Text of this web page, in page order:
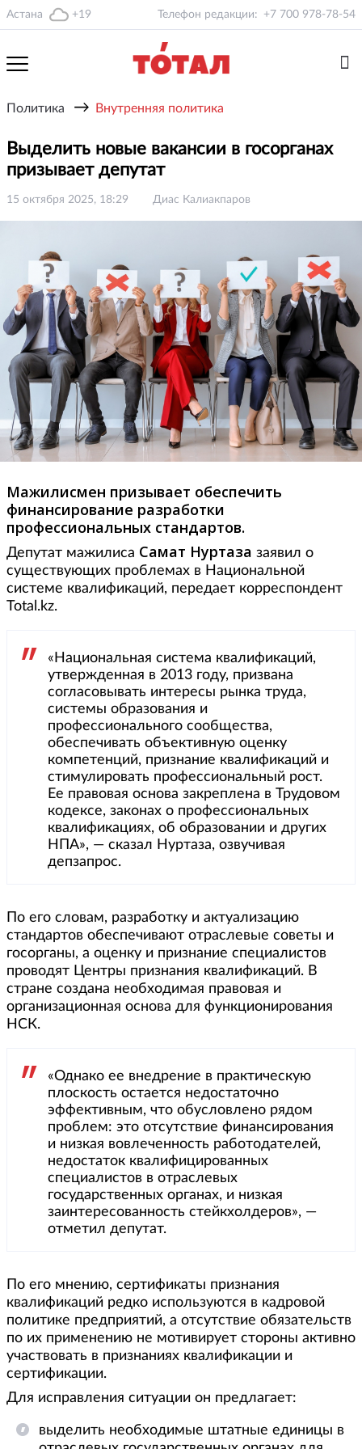
Астана +19 Телефон редакции: +7 700 978-78-54
Политика → Внутренняя политика
Выделить новые вакансии в госорганах
призывает депутат
15 октября 2025, 18:29 Диас Калиакпаров
Мажилисмен призывает обеспечить
финансирование разработки
профессиональных стандартов.
Депутат мажилиса Самат Нуртаза заявил о
существующих проблемах в Национальной
системе квалификаций, передает корреспондент
Total.kz.
«Национальная система квалификаций,
утвержденная в 2013 году, призвана
согласовывать интересы рынка труда,
системы образования и
профессионального сообщества,
обеспечивать объективную оценку
компетенций, признание квалификаций и
стимулировать профессиональный рост.
Ее правовая основа закреплена в Трудовом
кодексе, законах о профессиональных
квалификациях, об образовании и других
НПА», — сказал Нуртаза, озвучивая
депзапрос.
По его словам, разработку и актуализацию
стандартов обеспечивают отраслевые советы и
госорганы, а оценку и признание специалистов
проводят Центры признания квалификаций. В
стране создана необходимая правовая и
организационная основа для функционирования
НСК.
«Однако ее внедрение в практическую
плоскость остается недостаточно
эффективным, что обусловлено рядом
проблем: это отсутствие финансирования
и низкая вовлеченность работодателей,
недостаток квалифицированных
специалистов в отраслевых
государственных органах, и низкая
заинтересованность стейкхолдеров», —
отметил депутат.
По его мнению, сертификаты признания
квалификаций редко используются в кадровой
политике предприятий, а отсутствие обязательств
по их применению не мотивирует стороны активно
участвовать в признаниях квалификации и
сертификации.
Для исправления ситуации он предлагает:
выделить необходимые штатные единицы в